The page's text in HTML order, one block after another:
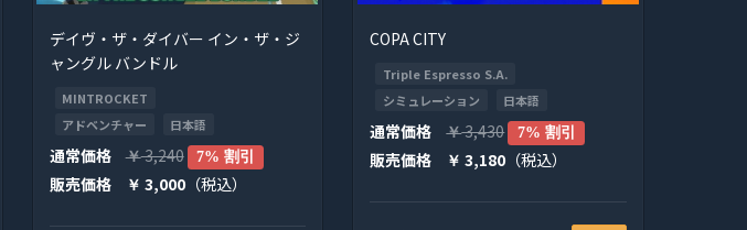
デイヴ・ザ・ダイバー イン・ザ・ジ
ャングル バンドル
MINTROCKET
アドベンチャー
日本語
通常価格 ￥3,240 7% 割引
販売価格 ￥ 3,000（税込）
COPA CITY
Triple Espresso S.A.
シミュレーション
日本語
通常価格 ￥3,430 7% 割引
販売価格 ￥ 3,180 （税込）